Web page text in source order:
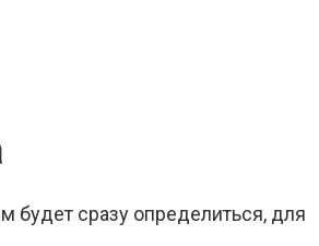
будет сразу определиться, для